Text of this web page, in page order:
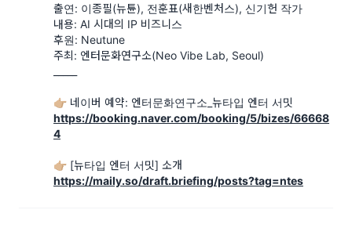
출연: 이종필(뉴튠), 전훈표(새한벤처스), 신기헌 작가
내용: AI 시대의 IP 비즈니스
후원: Neutune
주최: 엔터문화연구소(Neo Vibe Lab, Seoul)
https://booking.naver.com/booking/5/bizes/66668
4
https://maily.so/draft.briefing/posts?tag=ntes